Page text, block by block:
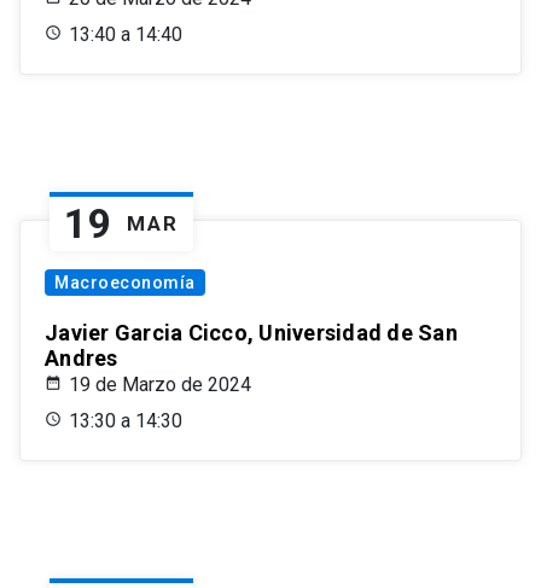
13:40 a 14:40
19 MAR
Macroeconomía
Javier Garcia Cicco, Universidad de San
Andres
19 de Marzo de 2024
13:30 a 14:30